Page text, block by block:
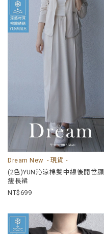
Dream New - 現貨 -
(2色)YUN沁涼棉雙中線後開岔顯
瘦長裙
699